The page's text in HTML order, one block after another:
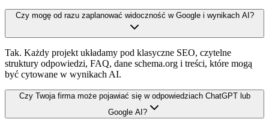
Czy mogę od razu zaplanować widoczność w Google i wynikach AI?
Tak. Każdy projekt układamy pod klasyczne SEO, czytelne
struktury odpowiedzi, FAQ, dane schema.org i treści, które mogą
być cytowane w wynikach AI.
Czy Twoja firma może pojawiać się w odpowiedziach ChatGPT lub
Google AI?